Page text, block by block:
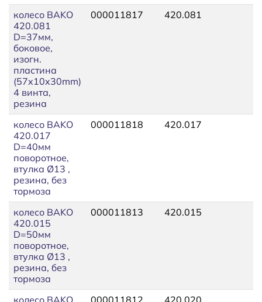
колесо BAKO
420.081
D=37мм,
боковое,
изогн.
пластина
(57x10x30mm)
4 винта,
резина
000011817 420.081
колесо BAKO
420.017
D=40мм
поворотное,
втулка Ø13 ,
резина, без
тормоза
000011818 420.017
колесо BAKO
420.015
D=50мм
поворотное,
втулка Ø13 ,
резина, без
тормоза
000011813 420.015
колесо BAKO
000011812 420.020